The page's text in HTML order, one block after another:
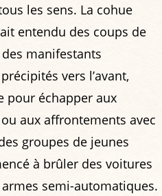
les sens. La cohue
entendu des coups de
manifestants
vers l’avant,
pour échapper aux
aux affrontements avec
groupes de jeunes
à brûler des voitures
semi-automatiques.